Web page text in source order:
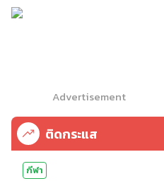
Advertisement
ติดกระแส
กีฬา